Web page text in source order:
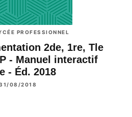
PROFESSIONNEL
2de, 1re, Tle
- Manuel interactif
- Éd. 2018
08/2018